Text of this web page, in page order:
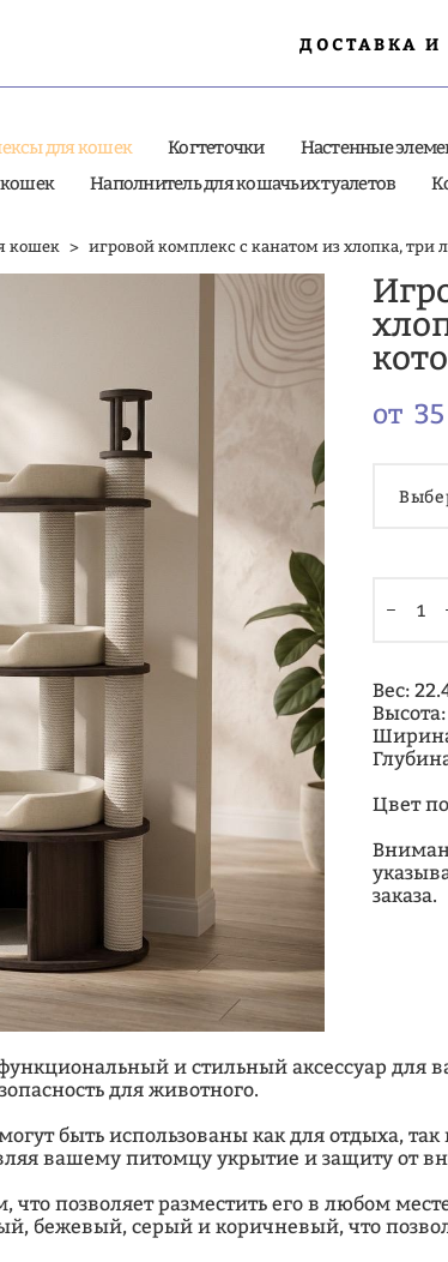
ДОСТАВКА И
для кошек Когтеточки Настенные
Наполнитель для кошачьих туалетов
кошек > игровой комплекс с канатом из хлопка, три
от
Вес:
Цвет
заказа.
и стильный аксессуар
для животного.
быть использованы как для отдыха,
вашему питомцу укрытие и защиту от
что позволяет разместить его в любом
бежевый, серый и коричневый, что